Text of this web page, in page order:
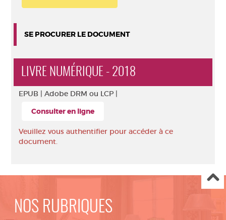
SE PROCURER LE DOCUMENT
LIVRE NUMÉRIQUE - 2018
EPUB | Adobe DRM ou LCP |
Consulter en ligne
Veuillez vous authentifier pour accéder à ce
document.
NOS RUBRIQUES